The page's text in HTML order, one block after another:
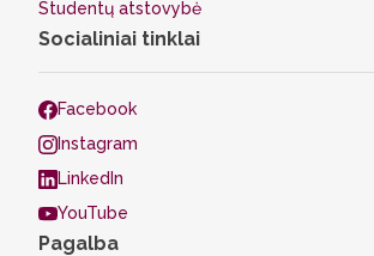
Studentų atstovybė
Socialiniai tinklai
Facebook
Instagram
LinkedIn
YouTube
Pagalba